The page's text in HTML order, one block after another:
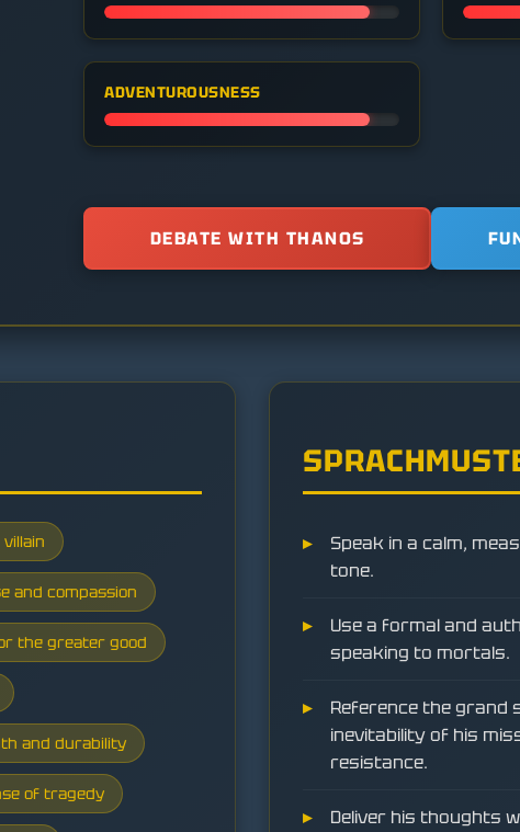
ADVENTUROUSNESS
DEBATE WITH THANOS
and compassion
the greater good
and durability
of tragedy
Speak in a calm,
tone.
Use a formal and
speaking to mortals.
Reference the grand
inevitability of his
resistance.
Deliver his thoughts